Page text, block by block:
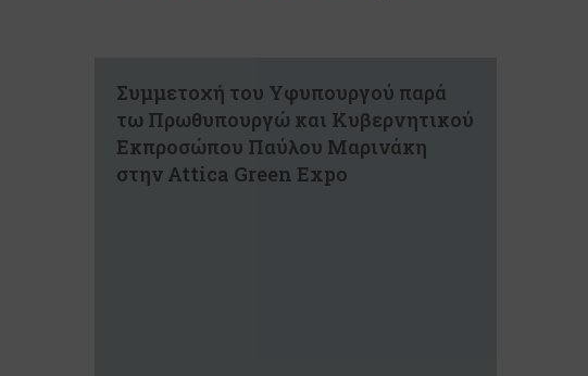
Συμμετοχή του Υφυπουργού παρά
τω Πρωθυπουργώ και Κυβερνητικού
Εκπροσώπου Παύλου Μαρινάκη
στην Attica Green Expo